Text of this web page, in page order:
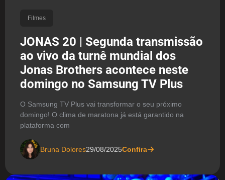
Filmes
JONAS 20 | Segunda transmissão
ao vivo da turnê mundial dos
Jonas Brothers acontece neste
domingo no Samsung TV Plus
O Samsung TV Plus vai transformar o seu próximo
domingo! O clima de maratona já está garantido na
plataforma com
Bruna Dolores29/08/2025Confira